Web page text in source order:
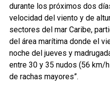
durante los próximos dos
velocidad del viento y de
sectores del mar Caribe,
del área marítima donde el
noche del jueves y
entre 30 y 35 nudos (56 km/
de rachas mayores”.